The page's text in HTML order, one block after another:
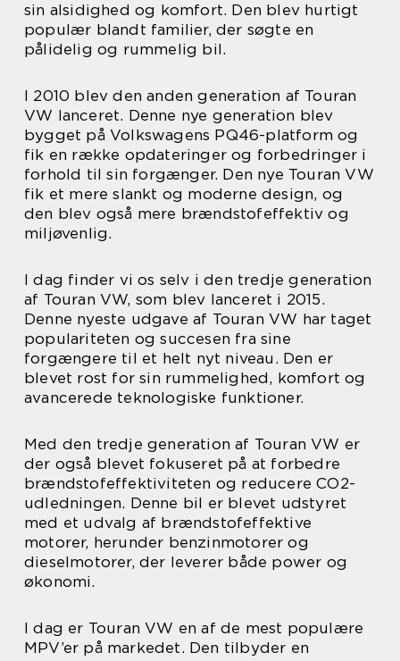
sin alsidighed og komfort. Den blev hurtigt
populær blandt familier, der søgte en
pålidelig og rummelig bil.
I 2010 blev den anden generation af Touran
VW lanceret. Denne nye generation blev
bygget på Volkswagens PQ46-platform og
fik en række opdateringer og forbedringer i
forhold til sin forgænger. Den nye Touran VW
fik et mere slankt og moderne design, og
den blev også mere brændstofeffektiv og
miljøvenlig.
I dag finder vi os selv i den tredje generation
af Touran VW, som blev lanceret i 2015.
Denne nyeste udgave af Touran VW har taget
populariteten og succesen fra sine
forgængere til et helt nyt niveau. Den er
blevet rost for sin rummelighed, komfort og
avancerede teknologiske funktioner.
Med den tredje generation af Touran VW er
der også blevet fokuseret på at forbedre
brændstofeffektiviteten og reducere CO2-
udledningen. Denne bil er blevet udstyret
med et udvalg af brændstofeffektive
motorer, herunder benzinmotorer og
dieselmotorer, der leverer både power og
økonomi.
I dag er Touran VW en af de mest populære
MPV’er på markedet. Den tilbyder en